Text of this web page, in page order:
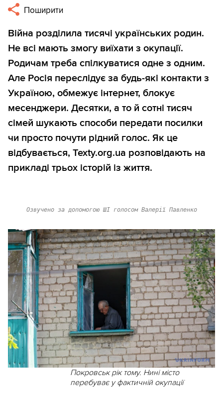
Поширити
Війна розділила тисячі українських родин.
Не всі мають змогу виїхати з окупації.
Родичам треба спілкуватися одне з одним.
Але Росія переслідує за будь-які контакти з
Україною, обмежує інтернет, блокує
месенджери. Десятки, а то й сотні тисяч
сімей шукають способи передати посилки
чи просто почути рідний голос. Як це
відбувається, Texty.org.ua розповідають на
прикладі трьох історій із життя.
Озвучено за допомогою ШІ голосом Валерії Павленко
Покровськ рік тому. Нині місто
перебуває у фактичній окупації